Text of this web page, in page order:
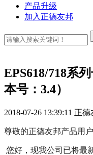
产品升级
加入正德友邦
EPS618/718系
本号：3.4）
2018-07-26 13:39:11 正德
尊敬的正德友邦产品用户
您好，现我公司已将最